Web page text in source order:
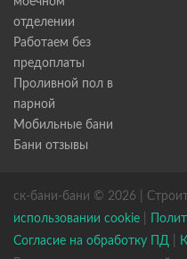
отделении
Работаем без
предоплаты
Проливной пол в
парной
Мобильные бани
Бани отзывы
ск-бани-бани © 2026 |
использовании cookie
Согласие на обработку ПД